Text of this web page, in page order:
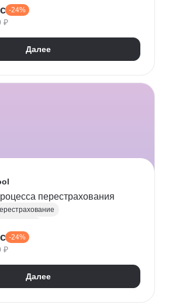
рисками
-24%
₽
Далее
перестрахования
-24%
₽
Далее